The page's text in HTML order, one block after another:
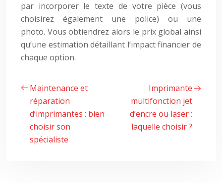
par incorporer le texte de votre pièce (vous
choisirez également une police) ou une
photo. Vous obtiendrez alors le prix global ainsi
qu’une estimation détaillant l’impact financier de
chaque option.
Maintenance et
réparation
d’imprimantes : bien
choisir son
spécialiste
Imprimante
multifonction jet
d’encre ou laser :
laquelle choisir ?